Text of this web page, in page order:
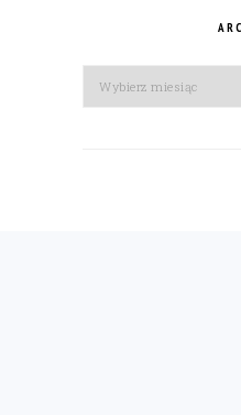
Archiwa